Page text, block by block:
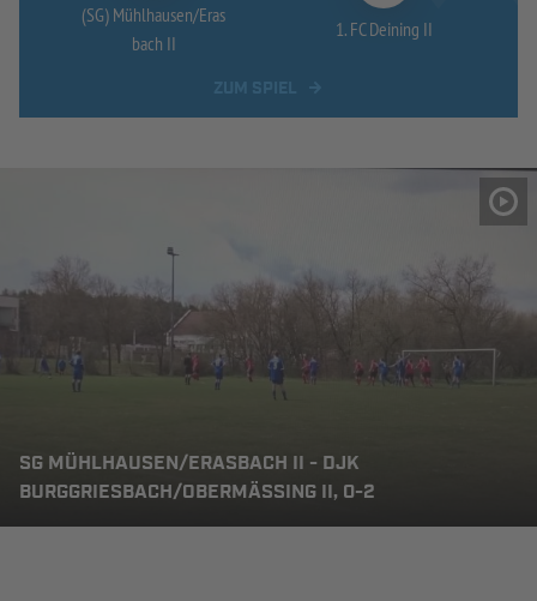
(SG) Mühlhausen/Eras
bach II
1. FC Deining II
SG MÜHLHAUSEN/ERASBACH II - DJK
BURGGRIESBACH/OBERMÄSSING II, 0-2